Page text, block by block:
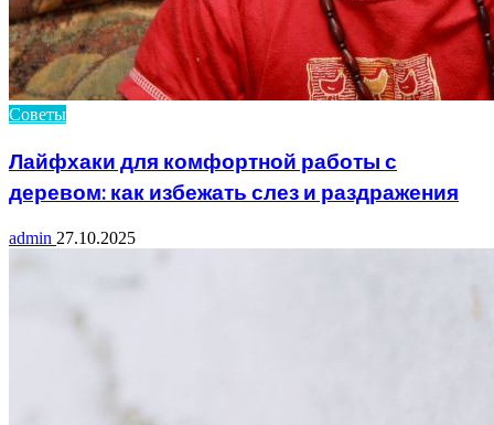
Советы
Лайфхаки для комфортной работы с
деревом: как избежать слез и раздражения
admin 27.10.2025